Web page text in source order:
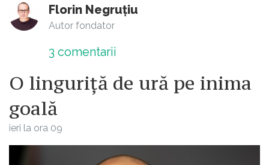
Florin Negruțiu
Autor fondator
3 comentarii
O linguriță de ură pe inima
goală
ieri la ora 09